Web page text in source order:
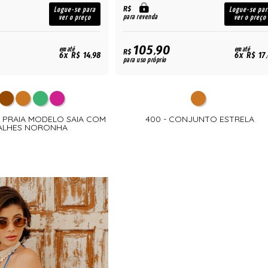
Logue-se para
ver o preço
em até
6x R$ 14,98
MODELO SAIA COM
NORONHA
R$
para revenda
Logue-se
ver o preço
R$105,90
para uso próprio
em até
6x R$
400 - CONJUNTO ESTRELA